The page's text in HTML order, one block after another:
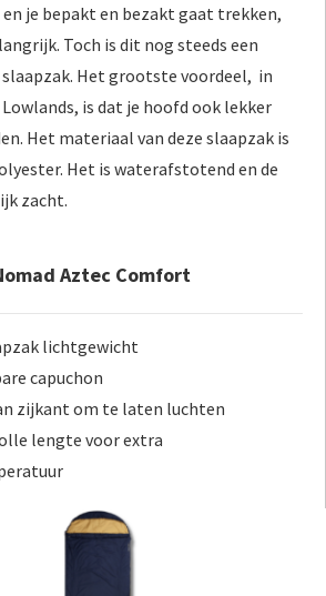
je bepakt en bezakt gaat trekken,
Toch is dit nog steeds een
Het grootste voordeel, in
is dat je hoofd ook lekker
Het materiaal van deze slaapzak is
Het is waterafstotend en de
zacht.
Aztec Comfort
lichtgewicht
capuchon
zijkant om te laten luchten
lengte voor extra